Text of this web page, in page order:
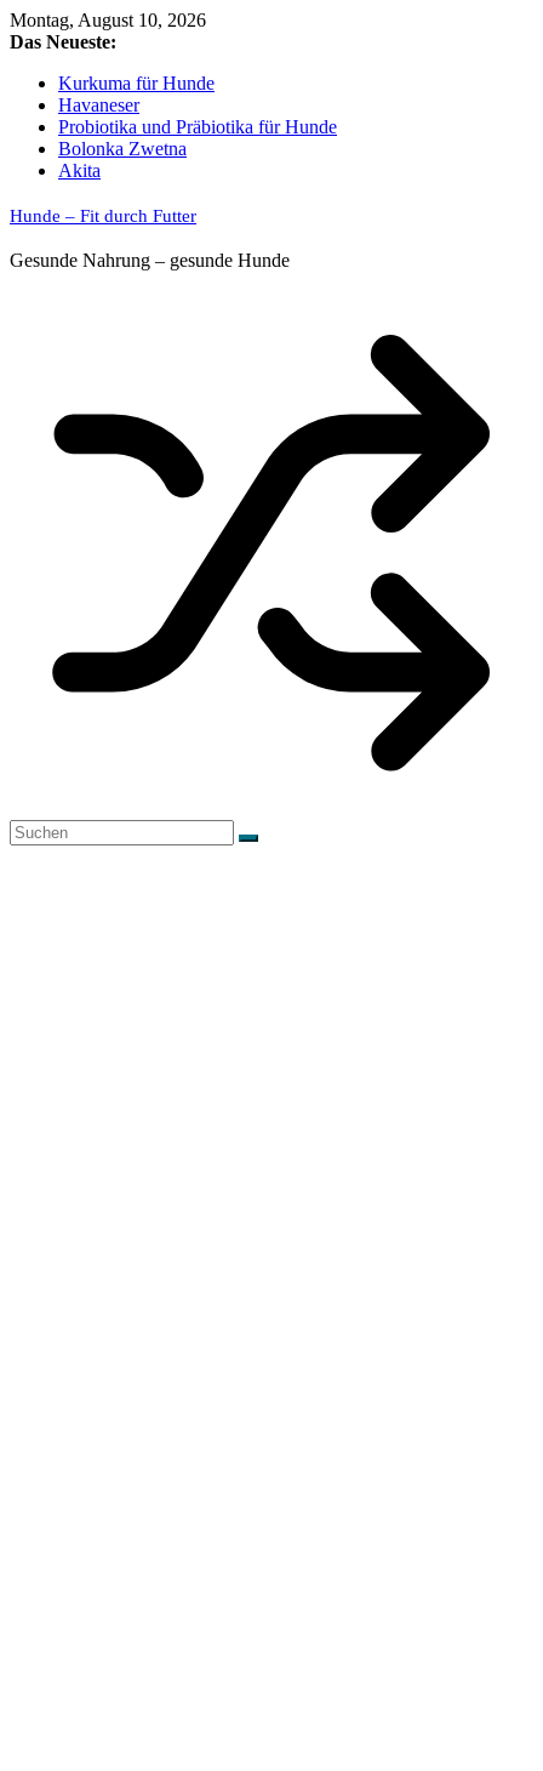
Skip
to
Montag, August 10, 2026
Das Neueste:
Kurkuma für Hunde
Havaneser
Probiotika und Präbiotika für Hunde
Bolonka Zwetna
Akita
Hunde – Fit durch Futter
Gesunde Nahrung – gesunde Hunde